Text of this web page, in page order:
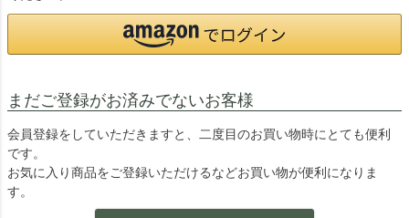
まだご登録がお済みでないお客様
会員登録をしていただきますと、二度目のお買い物時にとても便利
です。
お気に入り商品をご登録いただけるなどお買い物が便利になりま
す。